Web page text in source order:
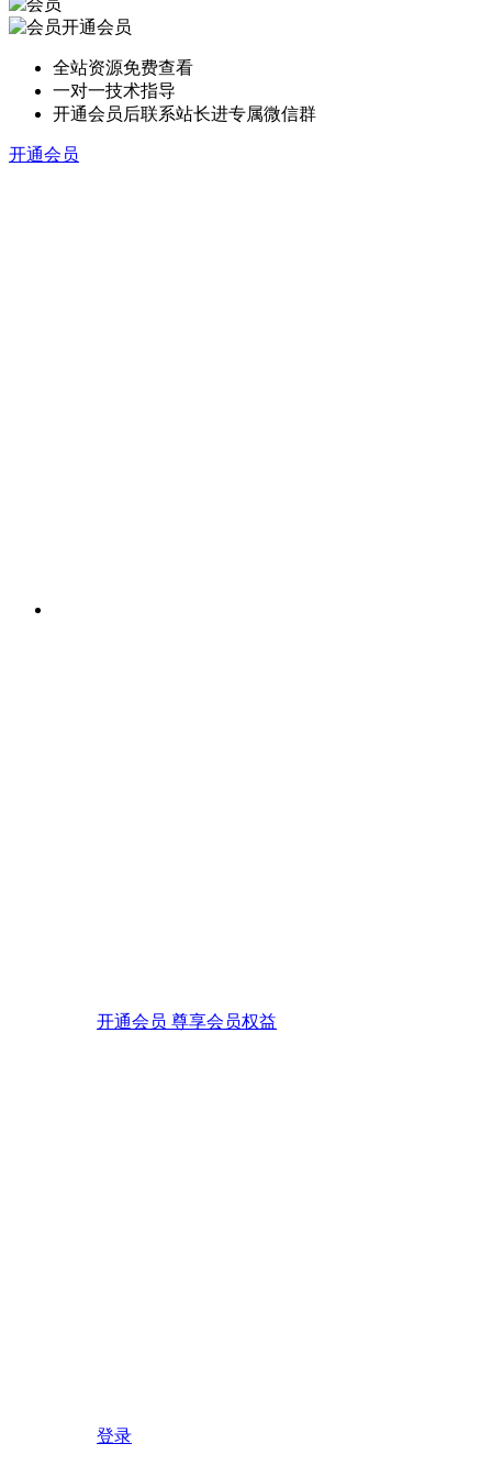
开通会员
全站资源免费查看
一对一技术指导
开通会员后联系站长进专属微信群
开通会员
开通会员 尊享会员权益
登录